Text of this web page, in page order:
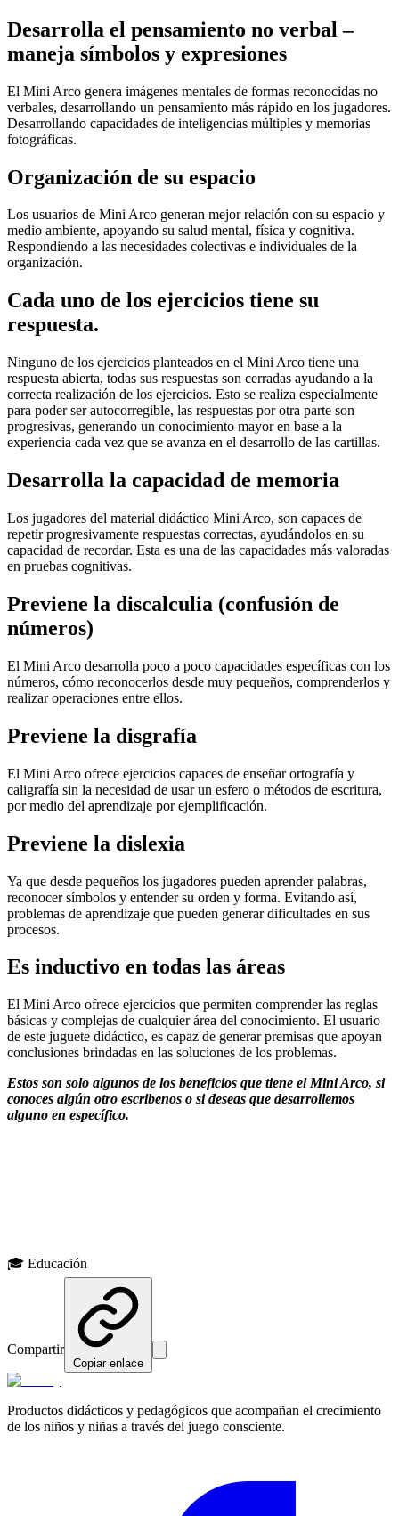
Desarrolla el pensamiento no verbal –
maneja símbolos y expresiones
El Mini Arco genera imágenes mentales de formas reconocidas no
verbales, desarrollando un pensamiento más rápido en los jugadores.
Desarrollando capacidades de inteligencias múltiples y memorias
fotográficas.
Organización de su espacio
Los usuarios de Mini Arco generan mejor relación con su espacio y
medio ambiente, apoyando su salud mental, física y cognitiva.
Respondiendo a las necesidades colectivas e individuales de la
organización.
Cada uno de los ejercicios tiene su
respuesta.
Ninguno de los ejercicios planteados en el Mini Arco tiene una
respuesta abierta, todas sus respuestas son cerradas ayudando a la
correcta realización de los ejercicios. Esto se realiza especialmente
para poder ser autocorregible, las respuestas por otra parte son
progresivas, generando un conocimiento mayor en base a la
experiencia cada vez que se avanza en el desarrollo de las cartillas.
Desarrolla la capacidad de memoria
Los jugadores del material didáctico Mini Arco, son capaces de
repetir progresivamente respuestas correctas, ayudándolos en su
capacidad de recordar. Esta es una de las capacidades más valoradas
en pruebas cognitivas.
Previene la discalculia (confusión de
números)
El Mini Arco desarrolla poco a poco capacidades específicas con los
números, cómo reconocerlos desde muy pequeños, comprenderlos y
realizar operaciones entre ellos.
Previene la disgrafía
El Mini Arco ofrece ejercicios capaces de enseñar ortografía y
caligrafía sin la necesidad de usar un esfero o métodos de escritura,
por medio del aprendizaje por ejemplificación.
Previene la dislexia
Ya que desde pequeños los jugadores pueden aprender palabras,
reconocer símbolos y entender su orden y forma. Evitando así,
problemas de aprendizaje que pueden generar dificultades en sus
procesos.
Es inductivo en todas las áreas
El Mini Arco ofrece ejercicios que permiten comprender las reglas
básicas y complejas de cualquier área del conocimiento. El usuario
de este juguete didáctico, es capaz de generar premisas que apoyan
conclusiones brindadas en las soluciones de los problemas.
Estos son solo algunos de los beneficios que tiene el Mini Arco, si
conoces algún otro escribenos o si deseas que desarrollemos
alguno en específico.
Ver productos
🎓 Educación
Compartir
Copiar enlace
Productos didácticos y pedagógicos que acompañan el crecimiento
de los niños y niñas a través del juego consciente.